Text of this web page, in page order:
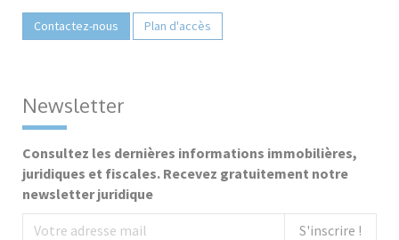
Contactez-nous Plan d'accès
Newsletter
Consultez les dernières informations immobilières,
juridiques et fiscales. Recevez gratuitement notre
newsletter juridique
S'inscrire !